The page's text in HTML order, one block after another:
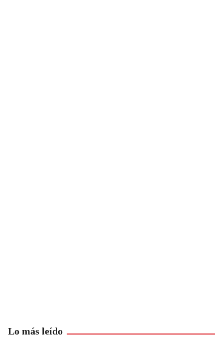
Lo más leído